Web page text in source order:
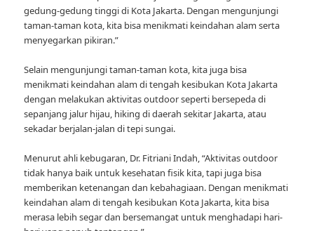
gedung-gedung tinggi di Kota Jakarta. Dengan mengunjungi
taman-taman kota, kita bisa menikmati keindahan alam serta
menyegarkan pikiran.”
Selain mengunjungi taman-taman kota, kita juga bisa
menikmati keindahan alam di tengah kesibukan Kota Jakarta
dengan melakukan aktivitas outdoor seperti bersepeda di
sepanjang jalur hijau, hiking di daerah sekitar Jakarta, atau
sekadar berjalan-jalan di tepi sungai.
Menurut ahli kebugaran, Dr. Fitriani Indah, “Aktivitas outdoor
tidak hanya baik untuk kesehatan fisik kita, tapi juga bisa
memberikan ketenangan dan kebahagiaan. Dengan menikmati
keindahan alam di tengah kesibukan Kota Jakarta, kita bisa
merasa lebih segar dan bersemangat untuk menghadapi hari-